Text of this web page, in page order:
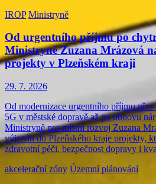
IROP Ministryně
Od urgentního příjmu po
Ministryně Zuzana Mrázová
projekty v Plzeňském kraji
29. 7. 2026
Od modernizace urgentního příjmu
5G v městské dopravě až po obnovu
Ministryně pro místní rozvoj Zuzana
výjezdu do Plzeňského kraje projekty,
zdravotní péči, bezpečnost dopravy i
akcelerační zóny Územní plánování